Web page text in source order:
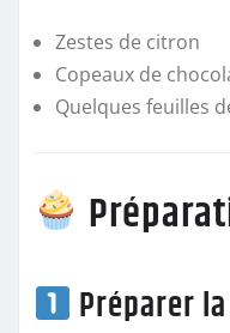
Zestes de citron
Copeaux de
Quelques feuilles
Préparer